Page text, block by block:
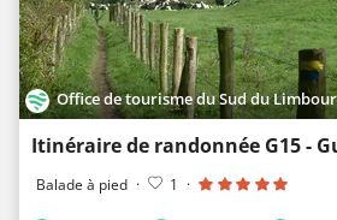
Office de tourisme du Sud du
Balade à pied · 1 ·